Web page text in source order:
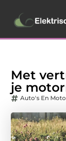
Met
je
Auto's En